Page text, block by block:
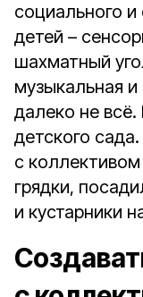
социального и
детей –
шахматный
музыкальная
далеко не всё.
детского
с
грядки,
и кустарники